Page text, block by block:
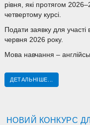
рівня, які протягом
четвертому курсі.
Подати заявку для участі
червня 2026 року.
Мова навчання –
ДЕТАЛЬНІШЕ...
НОВИЙ КОНКУРС